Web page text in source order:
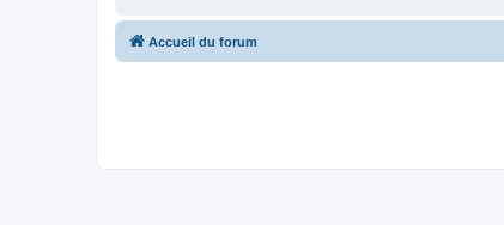
Accueil du forum